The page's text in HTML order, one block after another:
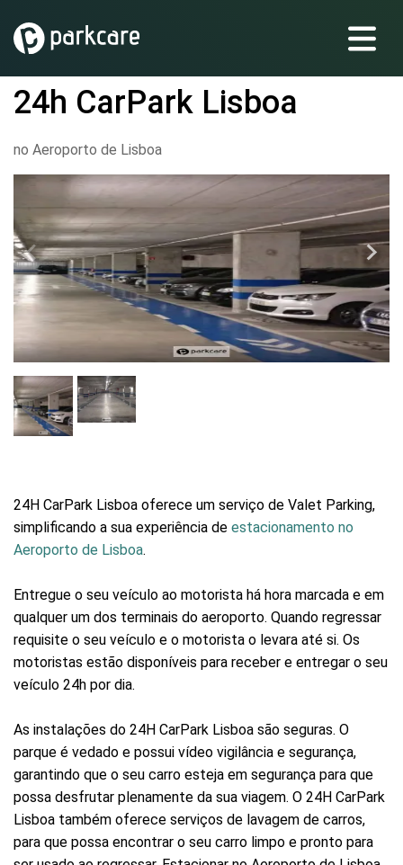
24h CarPark Lisboa
no Aeroporto de Lisboa
24H CarPark Lisboa oferece um serviço de Valet Parking,
simplificando a sua experiência de estacionamento no
Aeroporto de Lisboa.
Entregue o seu veículo ao motorista há hora marcada e em
qualquer um dos terminais do aeroporto. Quando regressar
requisite o seu veículo e o motorista o levara até si. Os
motoristas estão disponíveis para receber e entregar o seu
veículo 24h por dia.
As instalações do 24H CarPark Lisboa são seguras. O
parque é vedado e possui vídeo vigilância e segurança,
garantindo que o seu carro esteja em segurança para que
possa desfrutar plenamente da sua viagem. O 24H CarPark
Lisboa também oferece serviços de lavagem de carros,
para que possa encontrar o seu carro limpo e pronto para